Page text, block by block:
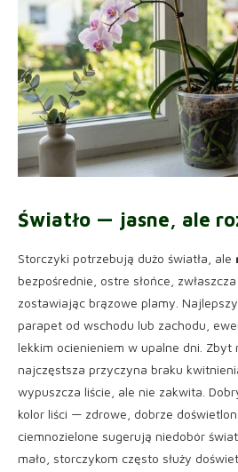
Światło — jasne, ale
Storczyki potrzebują dużo światła, ale
bezpośrednie, ostre słońce,
zostawiając brązowe plamy.
parapet od wschodu lub zachodu,
lekkim ocienieniem w upalne dni. Zbyt
najczęstsza przyczyna braku
wypuszcza liście, ale nie zakwita.
kolor liści — zdrowe, dobrze
ciemnozielone sugerują niedobór
mało, storczykom często służy